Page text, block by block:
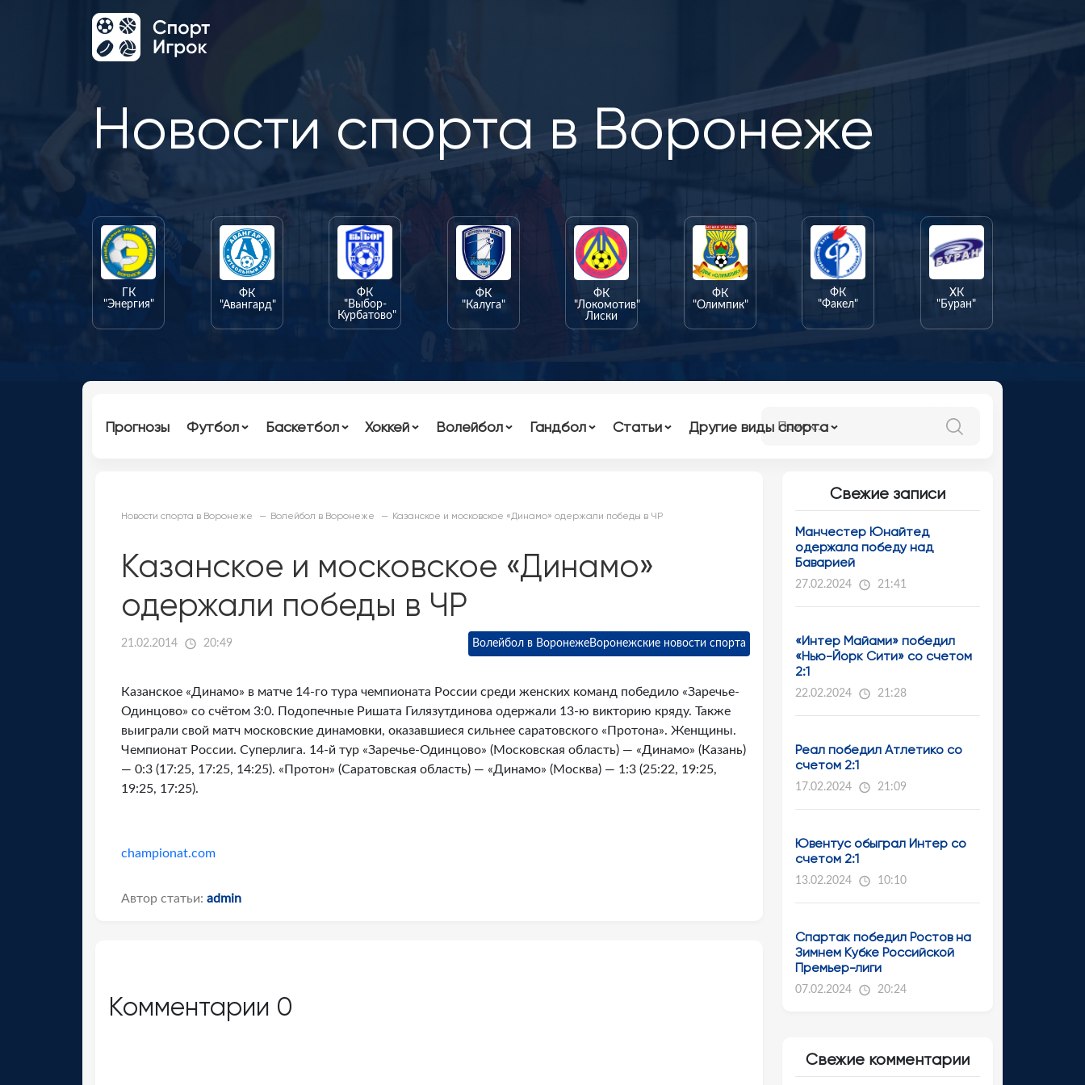
Новости спорта в Воронеже
ГК
"Энергия"
ФК
"Авангард"
ФК
"Выбор-
Курбатово"
ФК
"Калуга"
ФК
"Локомотив"
Лиски
ФК
"Олимпик"
ФК
"Факел"
ХК
"Буран"
Прогнозы Футбол Баскетбол Хоккей Волейбол Гандбол Статьи Другие виды спорта
Новости спорта в Воронеже Волейбол в Воронеже Казанское и московское «Динамо» одержали победы в ЧР
Казанское и московское «Динамо»
одержали победы в ЧР
21.02.2014 20:49 Волейбол в ВоронежеВоронежские новости спорта
Казанское «Динамо» в матче 14-го тура чемпионата России среди женских команд победило «Заречье-
Одинцово» со счётом 3:0. Подопечные Ришата Гилязутдинова одержали 13-ю викторию кряду. Также
выиграли свой матч московские динамовки, оказавшиеся сильнее саратовского «Протона». Женщины.
Чемпионат России. Суперлига. 14-й тур «Заречье-Одинцово» (Московская область) — «Динамо» (Казань)
— 0:3 (17:25, 17:25, 14:25). «Протон» (Саратовская область) — «Динамо» (Москва) — 1:3 (25:22, 19:25,
19:25, 17:25).
championat.com
Автор статьи: admin
Комментарии 0
Свежие записи
Манчестер Юнайтед
одержала победу над
Баварией
27.02.2024 21:41
«Интер Майами» победил
«Нью-Йорк Сити» со счетом
2:1
22.02.2024 21:28
Реал победил Атлетико со
счетом 2:1
17.02.2024 21:09
Ювентус обыграл Интер со
счетом 2:1
13.02.2024 10:10
Спартак победил Ростов на
Зимнем Кубке Российской
Премьер-лиги
07.02.2024 20:24
Свежие комментарии